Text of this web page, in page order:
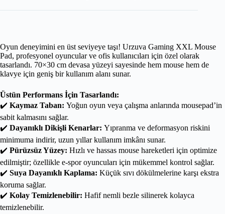
Oyun deneyimini en üst seviyeye taşı! Urzuva Gaming XXL Mouse
Pad, profesyonel oyuncular ve ofis kullanıcıları için özel olarak
tasarlandı. 70×30 cm devasa yüzeyi sayesinde hem mouse hem de
klavye için geniş bir kullanım alanı sunar.
Üstün Performans İçin Tasarlandı:
✔️ Kaymaz Taban: Yoğun oyun veya çalışma anlarında mousepad’in
sabit kalmasını sağlar.
✔️ Dayanıklı Dikişli Kenarlar: Yıpranma ve deformasyon riskini
minimuma indirir, uzun yıllar kullanım imkânı sunar.
✔️ Pürüzsüz Yüzey: Hızlı ve hassas mouse hareketleri için optimize
edilmiştir; özellikle e-spor oyuncuları için mükemmel kontrol sağlar.
✔️ Suya Dayanıklı Kaplama: Küçük sıvı dökülmelerine karşı ekstra
koruma sağlar.
✔️ Kolay Temizlenebilir: Hafif nemli bezle silinerek kolayca
temizlenebilir.